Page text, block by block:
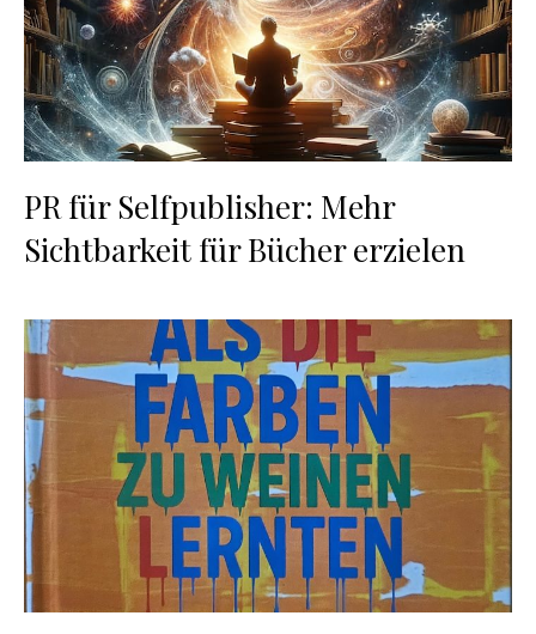
PR für Selfpublisher: Mehr
Sichtbarkeit für Bücher erzielen